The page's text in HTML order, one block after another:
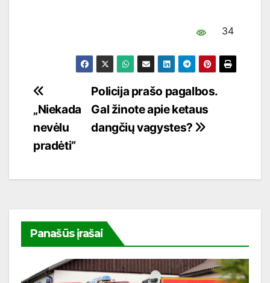
34
Navigacija
tarp
įrašų
Policija prašo pagalbos.
Gal žinote apie ketaus
dangčių vagystes?
„Niekada
nevėlu
pradėti“
Panašūs įrašai